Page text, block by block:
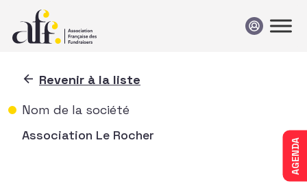
AGENDA
Revenir à la liste
Nom de la société
Association Le Rocher